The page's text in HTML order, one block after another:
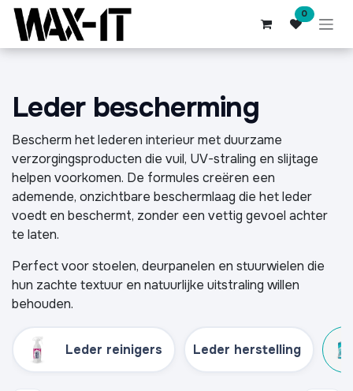
Overslaan naar inhoud 0
Leder bescherming
Bescherm het lederen interieur met duurzame
verzorgingsproducten die vuil, UV-straling en slijtage
helpen voorkomen. De formules creëren een
ademende, onzichtbare beschermlaag die het leder
voedt en beschermt, zonder een vettig gevoel achter
te laten.
Perfect voor stoelen, deurpanelen en stuurwielen die
hun zachte textuur en natuurlijke uitstraling willen
behouden.
Leder reinigers Leder herstelling